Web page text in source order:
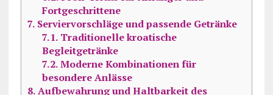
Fortgeschrittene
7.Serviervorschläge und passende Getränke
7.1.Traditionelle kroatische
Begleitgetränke
7.2.Moderne Kombinationen für
besondere Anlässe
8.Aufbewahrung und Haltbarkeit des